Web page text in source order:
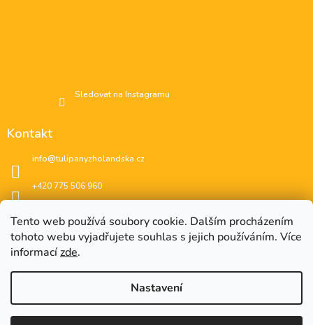
Tento web používá soubory cookie. Dalším procházením
tohoto webu vyjadřujete souhlas s jejich používáním. Více
informacízde.
Nastavení
Sledovat na Instagramu
Kontakt
info@tulipanyzholandska.cz
+420 775 506 960
instagram